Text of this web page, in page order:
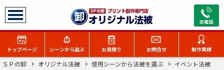
トップページ シーンから選ぶ お見積り お問合せ 制作実績
ＳＰの卸 オリジナル法被 使用シーンから法被を選ぶ イベント法被